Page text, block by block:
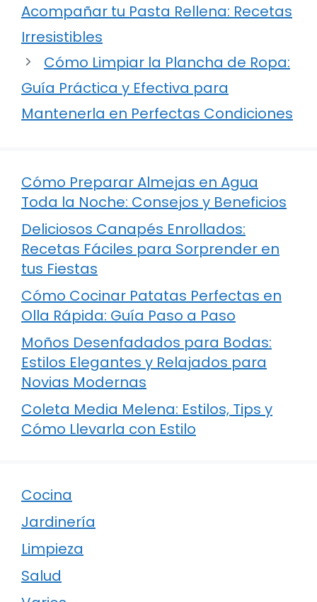
Acompañar tu Pasta Rellena: Recetas
Irresistibles
Cómo Limpiar la Plancha de Ropa:
Guía Práctica y Efectiva para
Mantenerla en Perfectas Condiciones
Cómo Preparar Almejas en Agua
Toda la Noche: Consejos y Beneficios
Deliciosos Canapés Enrollados:
Recetas Fáciles para Sorprender en
tus Fiestas
Cómo Cocinar Patatas Perfectas en
Olla Rápida: Guía Paso a Paso
Moños Desenfadados para Bodas:
Estilos Elegantes y Relajados para
Novias Modernas
Coleta Media Melena: Estilos, Tips y
Cómo Llevarla con Estilo
Cocina
Jardinería
Limpieza
Salud